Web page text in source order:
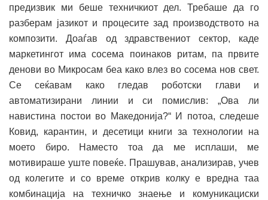
предизвик ми беше техничкиот дел. Требаше да го
разберам јазикот и процесите зад производството на
композити. Доаѓав од здравствениот сектор, каде
маркетингот има сосема поинаков ритам, па првите
денови во Микросам беа како влез во сосема нов свет.
Се сеќавам како гледав роботски глави и
автоматизирани линии и си помислив: „Ова ли
навистина постои во Македонија?“ И потоа, следеше
Ковид, карантин, и десетици книги за технологии на
моето биро. Наместо тоа да ме исплаши, ме
мотивираше уште повеќе. Прашував, анализирав, учев
од колегите и со време открив колку е вредна таа
комбинација на техничко знаење и комуникациски